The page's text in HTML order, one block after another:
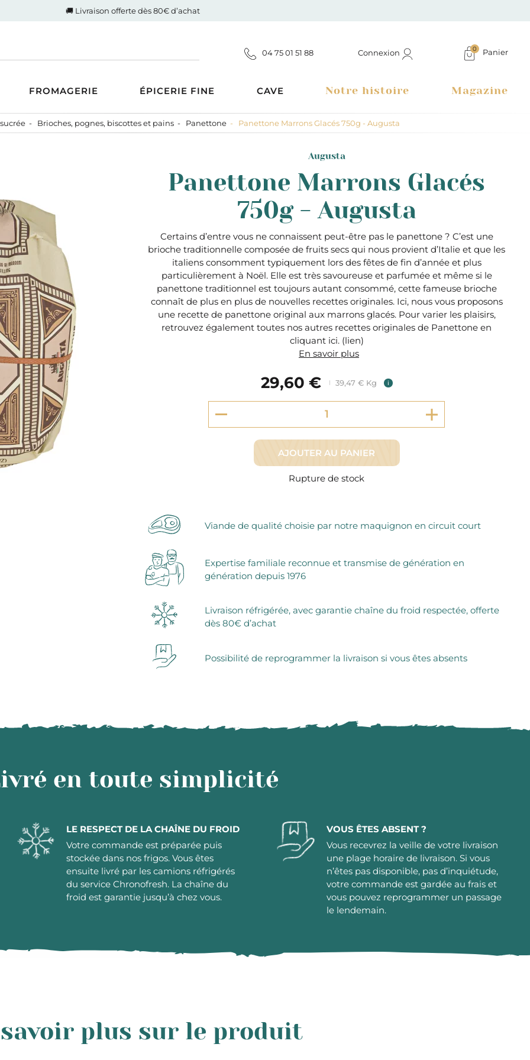
🚚 Livraison offerte dès 80€ d’achat
04 75 01 51 88 Connexion 0 Panier
Gigot de Drôme-Ardèche
Poulet fermier de Quentin
Sélection dans les fermes locales depuis 1976
Découvrir notre savoir-faire de maquignon
FROMAGERIE
Rhône-Alpes
Fromager Affineurs depuis plus de 45 ans
Découvrez notre sélection de Fromages livrés en 24h
ÉPICERIE FINE
et mueslis
biscottes et pains
et préparations pour dessert
chauds
Boutique à Montélimar & Epicerie fine en ligne
Découvrez + de 3000 références disponibles
CAVE
Et Calvados
Et Crème
Et Cachaca
Sélection par notre sommelier
Découvrir
Notre histoire Magazine
Brioches, pognes, biscottes et pains Panettone Panettone Marrons Glacés 750g - Augusta
Augusta
Panettone Marrons Glacés
750g - Augusta
Certains d’entre vous ne connaissent peut-être pas le panettone ? C’est une
brioche traditionnelle composée de fruits secs qui nous provient d’Italie et que les
italiens consomment typiquement lors des fêtes de fin d’année et plus
particulièrement à Noël. Elle est très savoureuse et parfumée et même si le
panettone traditionnel est toujours autant consommé, cette fameuse brioche
connaît de plus en plus de nouvelles recettes originales. Ici, nous vous proposons
une recette de panettone original aux marrons glacés. Pour varier les plaisirs,
retrouvez également toutes nos autres recettes originales de Panettone en
cliquant ici. (lien)
En savoir plus
29,60 € 39,47 € Kg i
AJOUTER AU PANIER
Rupture de stock
Viande de qualité choisie par notre maquignon en circuit court
Expertise familiale reconnue et transmise de génération en
génération depuis 1976
Livraison réfrigérée, avec garantie chaîne du froid respectée, offerte
dès 80€ d’achat
Possibilité de reprogrammer la livraison si vous êtes absents
en toute simplicité
LE RESPECT DE LA CHAÎNE DU FROID
Votre commande est préparée puis
stockée dans nos frigos. Vous êtes
ensuite livré par les camions réfrigérés
du service Chronofresh. La chaîne du
froid est garantie jusqu’à chez vous.
VOUS ÊTES ABSENT ?
Vous recevrez la veille de votre livraison
une plage horaire de livraison. Si vous
n’êtes pas disponible, pas d’inquiétude,
votre commande est gardée au frais et
vous pouvez reprogrammer un passage
le lendemain.
plus sur le produit